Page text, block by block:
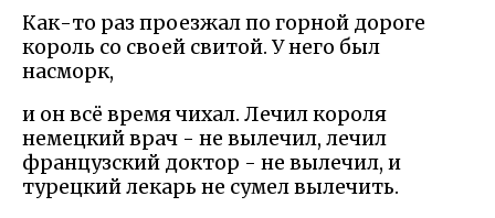
Как-то раз проезжал по горной дороге
король со своей свитой. У него был
насморк,
и он всё время чихал. Лечил короля
немецкий врач - не вылечил, лечил
французский доктор - не вылечил, и
турецкий лекарь не сумел вылечить.